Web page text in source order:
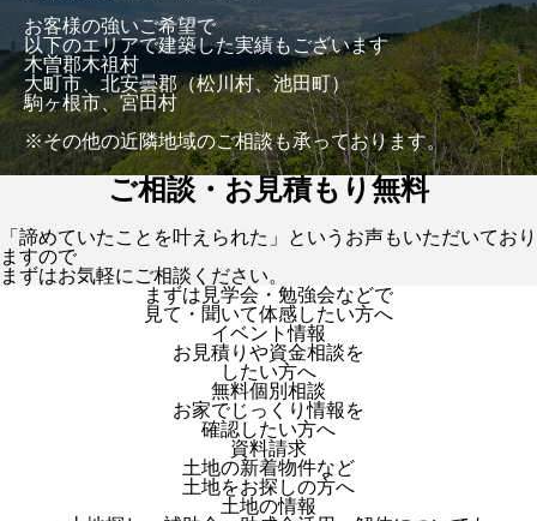
お客様の強いご希望で
以下のエリアで建築した実績もございます
木曽郡木祖村
大町市、北安曇郡（松川村、池田町）
駒ヶ根市、宮田村
※その他の近隣地域のご相談も承っております。
ご相談・お見積もり無料
「諦めていたことを叶えられた」というお声もいただいており
ますので
まずはお気軽にご相談ください。
まずは見学会・勉強会などで
見て・聞いて体感したい方へ
イベント情報
お見積りや資金相談を
したい方へ
無料個別相談
お家でじっくり情報を
確認したい方へ
資料請求
土地の新着物件など
土地をお探しの方へ
土地の情報